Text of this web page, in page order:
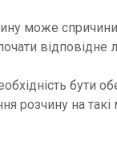
може
відповідне
розчину на